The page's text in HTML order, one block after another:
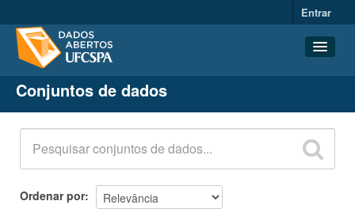
Entrar
Conjuntos de dados
Organizações
Grupos
Sobre
Conjuntos de dados
Ordenar por